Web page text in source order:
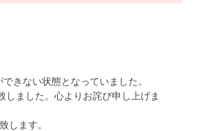
きない状態となっていました。
ました。心よりお詫び申し上げま
します。